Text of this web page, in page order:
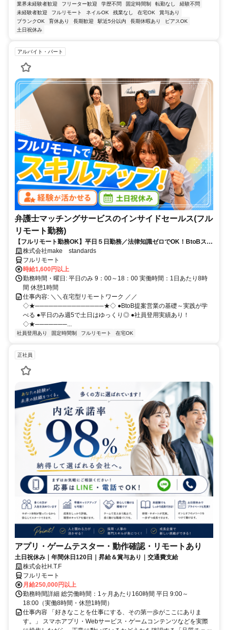
業界未経験者歓迎 フリーター歓迎 学歴不問 固定時間制 転勤なし
経験不問
未経験者歓迎
フルリモート ネイルOK 残業なし 在宅OK
賞与あり
ブランクOK
育休あり 長期歓迎 駅近5分以内 長期休暇あり
ピアスOK
土日祝休み
アルバイト・パート
弁護士マッチングサービスのインサイドセールス(フル
リモート勤務)
【フルリモート勤務OK】平日５日勤務／法律知識ゼロでOK！BtoBスキ
ルが身につく営業職
株式会社make standards
フルリモート
時給1,600円以上
勤務時間・曜日: 平日のみ 9：00～18：00 実働時間：1日あたり8時
間 休憩1時間
仕事内容: ＼＼在宅型リモートワーク ／／
◇★───────────────★◇ ●BtoB提案営業の基礎～実践が学
べる ●平日のみ週5で土日はゆっくり◎ ●社員登用実績あり！
◇★───────...
社員登用あり 固定時間制 フルリモート 在宅OK
正社員
アプリ・ゲームテスター・動作確認・リモートあり
土日祝休み｜年間休日120日｜昇給＆賞与あり｜交通費支給
株式会社H.T.F
フルリモート
月給250,000円以上
勤務時間詳細 総労働時間：1ヶ月あたり160時間 平日 9:00～
18:00（実働8時間・休憩1時間）
仕事内容 「好きなことを仕事にする、その第一歩がここにありま
す。」 スマホアプリ・Webサービス・ゲームコンテンツなどを実際